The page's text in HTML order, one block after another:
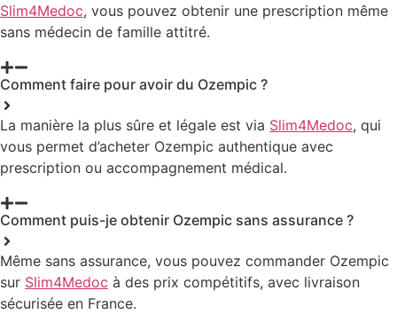
Slim4Medoc, vous pouvez obtenir une prescription même
sans médecin de famille attitré.
Comment faire pour avoir du Ozempic ?
La manière la plus sûre et légale est via Slim4Medoc, qui
vous permet d’acheter Ozempic authentique avec
prescription ou accompagnement médical.
Comment puis-je obtenir Ozempic sans assurance ?
Même sans assurance, vous pouvez commander Ozempic
sur Slim4Medoc à des prix compétitifs, avec livraison
sécurisée en France.